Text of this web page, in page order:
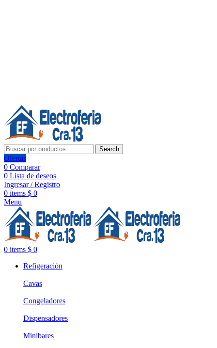
Search
Ofertas
0 Comparar
0 Lista de deseos
Ingresar / Registro
0 items $ 0
Menu
0 items $ 0
Refigeración
Cavas
Congeladores
Dispensadores
Minibares